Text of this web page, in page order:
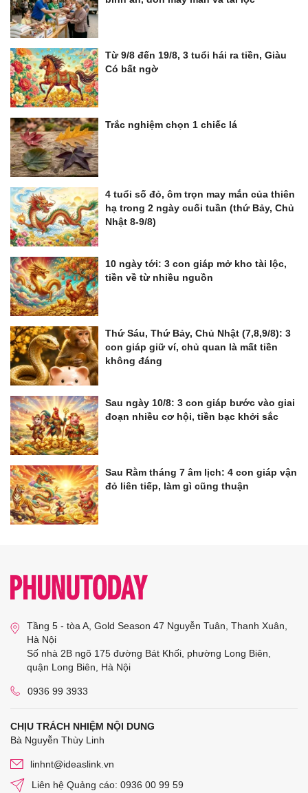
Từ 9/8 đến 19/8, 3 tuổi hái ra tiền, Giàu
Có bất ngờ
Trắc nghiệm chọn 1 chiếc lá
4 tuổi số đỏ, ôm trọn may mắn của thiên
hạ trong 2 ngày cuối tuần (thứ Bảy, Chủ
Nhật 8-9/8)
10 ngày tới: 3 con giáp mở kho tài lộc,
tiền về từ nhiều nguồn
Thứ Sáu, Thứ Bảy, Chủ Nhật (7,8,9/8): 3
con giáp giữ ví, chủ quan là mất tiền
không đáng
Sau ngày 10/8: 3 con giáp bước vào giai
đoạn nhiều cơ hội, tiền bạc khởi sắc
Sau Rằm tháng 7 âm lịch: 4 con giáp vận
đỏ liên tiếp, làm gì cũng thuận
Tầng 5 - tòa A, Gold Season 47 Nguyễn Tuân, Thanh Xuân,
Hà Nội
Số nhà 2B ngõ 175 đường Bát Khối, phường Long Biên,
quận Long Biên, Hà Nội
0936 99 3933
CHỊU TRÁCH NHIỆM NỘI DUNG
Bà Nguyễn Thùy Linh
linhnt@ideaslink.vn
Liên hệ Quảng cáo: 0936 00 99 59